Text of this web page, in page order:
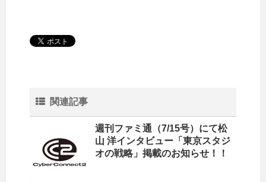
関連記事
週刊ファミ通（7/15号）にて松
山 洋インタビュー「東京スタジ
オの戦略」掲載のお知らせ！！